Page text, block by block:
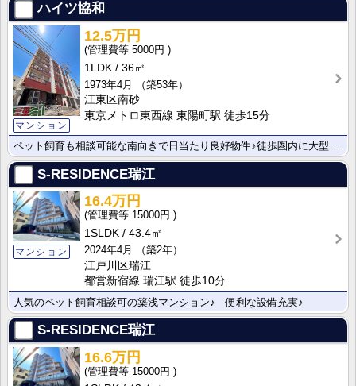
ハイツ協和
マンション
12.5万円
5000円
1LDK
36㎡
1973年4月
（築53年）
江東区南砂
東京メトロ東西線 東陽町駅 徒歩15分
S-RESIDENCE瑞江
マンション
16.4万円
15000円
1SLDK
43.4㎡
2024年4月
（築2年）
江戸川区瑞江
都営新宿線 瑞江駅 徒歩10分
人気のペット飼育相談可の築浅マンション♪ 便利な設備充実♪
S-RESIDENCE瑞江
16.6万円
15000円